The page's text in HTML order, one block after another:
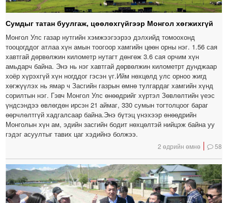
Сумдыг татан буулгаж, цөөлөхгүйгээр Монгол хөгжихгүй
Монгол Улс газар нутгийн хэмжээгээрээ дэлхийд томоохонд
тооцогддог атлаа хүн амын тоогоор хамгийн цөөн орны нэг. 1.56 сая
хавтгай дөрвөлжин километр нутагт дөнгөж 3.6 сая орчим хүн
амьдарч байна. Энэ нь нэг хавтгай дөрвөлжин километрт дунджаар
хоёр хүрэхгүй хүн ногддог гэсэн үг.Ийм нөхцөлд улс орноо жигд
хөгжүүлэх нь ямар ч Засгийн газрын өмнө тулгардаг хамгийн хүнд
сорилтын нэг. Гэвч Монгол Улс өнөөдрийг хүртэл Зөвлөлтийн үеэс
үндсэндээ өвлөгдөн ирсэн 21 аймаг, 330 сумын тогтолцоог бараг
өөрчлөлтгүй хадгалсаар байна.Энэ бүтэц үнэхээр өнөөдрийн
Монголын хүн ам, эдийн засгийн бодит нөхцөлтэй нийцэж байна уу
гэдэг асуултыг тавих цаг хэдийнэ болжээ.
2 өдрийн өмнө 58